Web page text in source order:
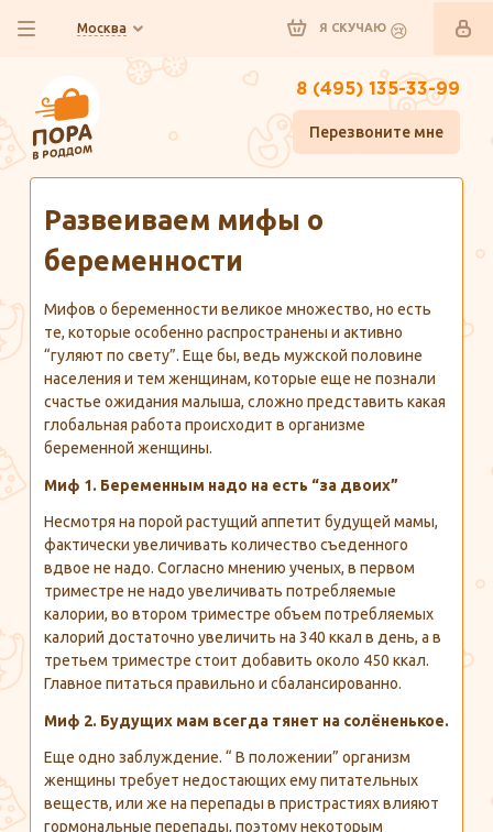
Москва Я СКУЧАЮ
8 (495) 135-33-99
Перезвоните мне
Развеиваем мифы о
беременности
Мифов о беременности великое множество, но есть
те, которые особенно распространены и активно
“гуляют по свету”. Еще бы, ведь мужской половине
населения и тем женщинам, которые еще не познали
счастье ожидания малыша, сложно представить какая
глобальная работа происходит в организме
беременной женщины.
Миф 1. Беременным надо на есть “за двоих”
Несмотря на порой растущий аппетит будущей мамы,
фактически увеличивать количество съеденного
вдвое не надо. Согласно мнению ученых, в первом
триместре не надо увеличивать потребляемые
калории, во втором триместре объем потребляемых
калорий достаточно увеличить на 340 ккал в день, а в
третьем триместре стоит добавить около 450 ккал.
Главное питаться правильно и сбалансированно.
Миф 2. Будущих мам всегда тянет на солёненькое.
Еще одно заблуждение. “ В положении” организм
женщины требует недостающих ему питательных
веществ, или же на перепады в пристрастиях влияют
гормональные перепады, поэтому некоторым